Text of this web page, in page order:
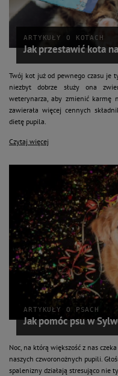
ARTYKUŁY O KOTACH
Jak przestawić kota
Twój kot już od pewnego czasu je
niezbyt dobrze służy ona
weterynarza, aby zmienić karmę
zawierała więcej cennych
dietę pupila.
Czytaj więcej
ARTYKUŁY O PSACH
Jak pomóc psu w
Noc, na którą większość z nas
naszych czworonożnych pupili.
spalenizny działają stresująco nie